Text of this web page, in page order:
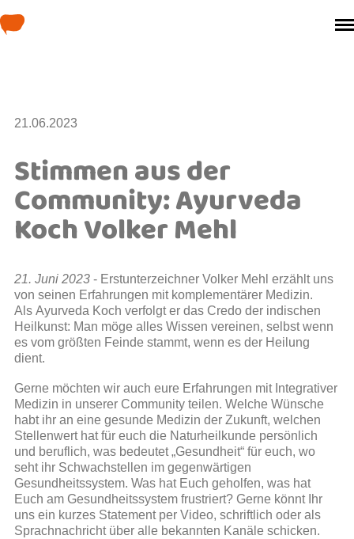
Spenden
21.06.2023
Stimmen aus der
Community: Ayurveda
Koch Volker Mehl
21. Juni 2023 - Erstunterzeichner Volker Mehl erzählt uns
von seinen Erfahrungen mit komplementärer Medizin.
Als Ayurveda Koch verfolgt er das Credo der indischen
Heilkunst: Man möge alles Wissen vereinen, selbst wenn
es vom größten Feinde stammt, wenn es der Heilung
dient.
Gerne möchten wir auch eure Erfahrungen mit Integrativer
Medizin in unserer Community teilen. Welche Wünsche
habt ihr an eine gesunde Medizin der Zukunft, welchen
Stellenwert hat für euch die Naturheilkunde persönlich
und beruflich, was bedeutet „Gesundheit“ für euch, wo
seht ihr Schwachstellen im gegenwärtigen
Gesundheitssystem. Was hat Euch geholfen, was hat
Euch am Gesundheitssystem frustriert? Gerne könnt Ihr
uns ein kurzes Statement per Video, schriftlich oder als
Sprachnachricht über alle bekannten Kanäle schicken.